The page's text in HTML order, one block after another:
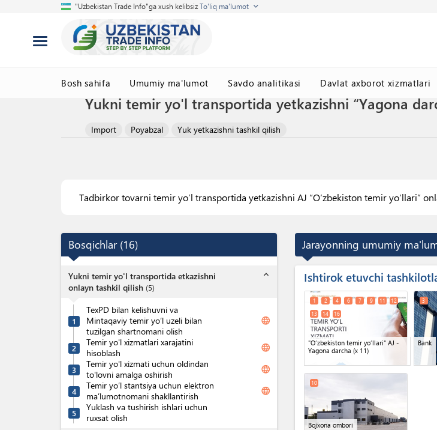
"Uzbekistan Trade Info"ga xush kelibsizTo'liq ma'lumot
Bosh sahifa Umumiy ma'lumot Savdo analitikasi Davlat axborot xizmatlari
Yukni temir yo'l transportida yetkazishni “Yagona
Import Poyabzal Yuk yetkazishni tashkil qilish
Tadbirkor tovarni temir yo’l transportida yetkazishni AJ “O‘zbekiston temir yo‘llari”
Bosqichlar (16)
Yukni temir yo'l transportida etkazishni
onlayn tashkil qilish (5)
expand_less
1
TexPD bilan kelishuvni va
Mintaqaviy temir yo’l uzeli bilan
tuzilgan shartnomani olish
language
2
Temir yo'l xizmatlari xarajatini
hisoblash
language
3
Temir yo'l xizmati uchun oldindan
to'lovni amalga oshirish
language
4
Temir yo’l stantsiya uchun elektron
ma’lumotnomani shakllantirish
language
5
Yuklash va tushirish ishlari uchun
ruxsat olish
Jarayonning umumiy
Ishtirok etuvchi
"O‘zbekiston temir yo‘llari" AJ -
Yagona darcha (x 11)
1 2 4 6 7 9 11
12
13
14 16
Bank
3
Bojxona ombori
10